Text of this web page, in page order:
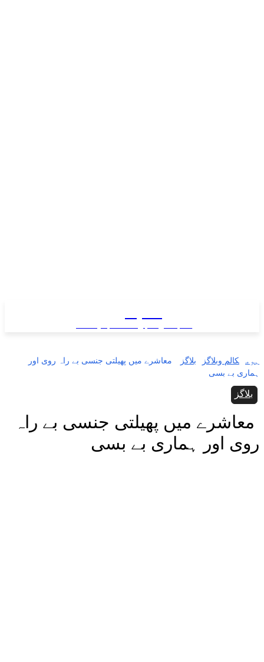
ہوم کالم وبلاگز بلاگز
‏ ‏معاشرے میں پھیلتی جنسی بے راہ روی اور
ہماری بے بسی
بلاگز
‏ ‏معاشرے میں پھیلتی جنسی بے راہ
روی اور ہماری بے بسی